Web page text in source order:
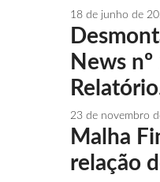
18 de junho de
News nº
23 de novembro
Malha
relação